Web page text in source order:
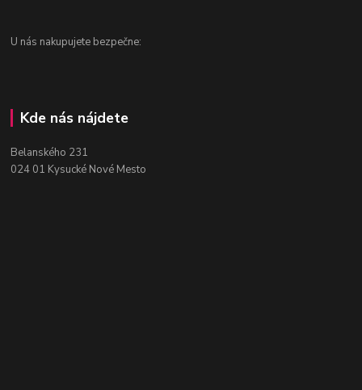
U nás nakupujete bezpečne:
Kde nás nájdete
Belanského 231
024 01 Kysucké Nové Mesto